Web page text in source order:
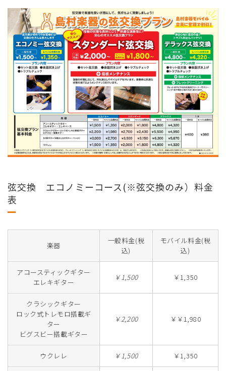
弦交換 エコノミーコース(※弦交換のみ）料金
表
楽器
一般料金(税
込)
モバイル料金(税
込)
アコースティックギター
エレキギター
￥1,500 ￥1,350
クラシックギター
ロック式トレモロ搭載ギ
ター
ビグスビー搭載ギター
￥2,200 ￥￥1,980
ウクレレ ￥1,500 ￥1,350